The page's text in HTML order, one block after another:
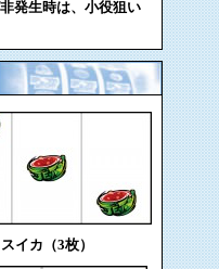
発生時は、小役狙い
スイカ（3枚）